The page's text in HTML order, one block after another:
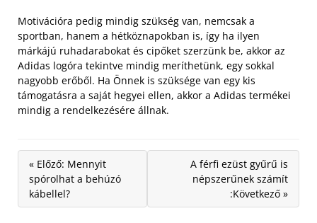
Motivációra pedig mindig szükség van, nemcsak a
sportban, hanem a hétköznapokban is, így ha ilyen
márkájú ruhadarabokat és cipőket szerzünk be, akkor az
Adidas logóra tekintve mindig meríthetünk, egy sokkal
nagyobb erőből. Ha Önnek is szüksége van egy kis
támogatásra a saját hegyei ellen, akkor a Adidas termékei
mindig a rendelkezésére állnak.
« Előző: Mennyit
spórolhat a behúzó
kábellel?
A férfi ezüst gyűrű is
népszerűnek számít
:Következő »